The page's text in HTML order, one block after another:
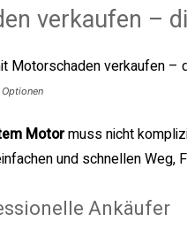
verkaufen –
Motormuss nicht
und schnellen Weg,
Ankäufer